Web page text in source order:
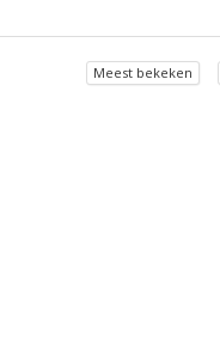
Meest bekeken